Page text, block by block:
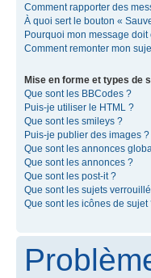
Comment rapporter des
À quoi sert le bouton «
Pourquoi mon message doit
Comment remonter mon
Mise en forme et types de
Que sont les BBCodes ?
Puis-je utiliser le HTML ?
Que sont les smileys ?
Puis-je publier des images ?
Que sont les annonces
Que sont les annonces ?
Que sont les post-it ?
Que sont les sujets
Que sont les icônes de sujet